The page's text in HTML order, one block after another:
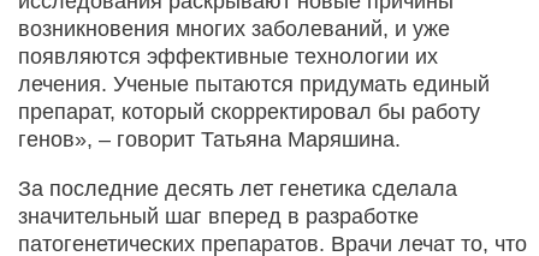
возникновения многих заболеваний, и уже
появляются эффективные технологии их
лечения. Ученые пытаются придумать единый
препарат, который скорректировал бы работу
генов», – говорит Татьяна Маряшина.
За последние десять лет генетика сделала
значительный шаг вперед в разработке
патогенетических препаратов. Врачи лечат то, что